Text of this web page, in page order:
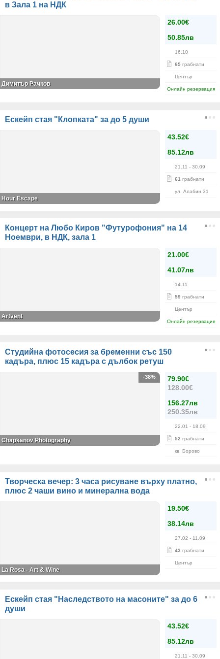
в Зала 1 на НДК
26.00€
50.85лв
16.10
65 грабнати
Център
Онлайн резервация
Димитър Рачков
Ескейп стая "Клопката" за до 5 души
43.52€
85.12лв
21.11 - 30.09
61 грабнати
ул. Алабин 31
Hour Escape
Концерт на Любо Киров "Футурофония" на 14
Ноември, в НДК, зала 1
21.00€
41.07лв
14.11
59 грабнати
Център
Онлайн резервация
Artvent
Студийна фотосесия за бременни със 150
кадъра, плюс 15 кадъра с дълбок ретуш
79.90€
128.00€
156.27лв
250.35лв
22.01 - 18.09
52 грабнати
кв. Борово
-38%
Chapkanov Photography
Творческа вечер: 3 часа рисуване върху платно,
плюс 2 чаши вино и минерална вода
19.50€
38.14лв
27.02 - 11.09
43 грабнати
Център
La Rosa - Art & Wine
Ескейп стая "Наследството на масоните" за до 6
души
43.52€
85.12лв
21.11 - 30.09